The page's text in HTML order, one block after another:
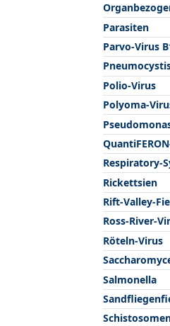
Parasiten
Parvo-Virus
Polio-Virus
Polyoma-
Respiratory-
Rickettsien
Rift-Valley-
Ross-River-
Röteln-Virus
Salmonella